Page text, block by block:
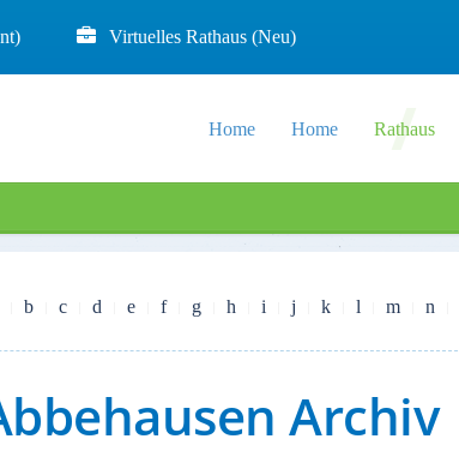
Virtuelles Rathaus (Neu)
Home Home Rathaus
b c d e f g h i j k l m n
Archiv